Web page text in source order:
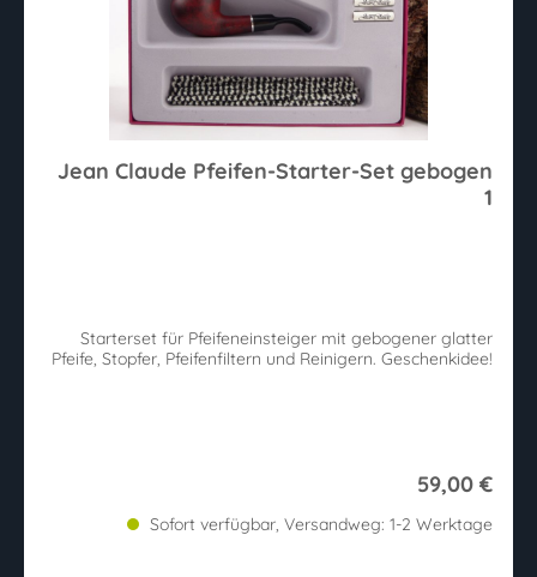
Jean Claude Pfeifen-Starter-Set gebogen
1
Starterset für Pfeifeneinsteiger mit gebogener glatter
Pfeife, Stopfer, Pfeifenfiltern und Reinigern. Geschenkidee!
59,00 €
Sofort verfügbar, Versandweg: 1-2 Werktage